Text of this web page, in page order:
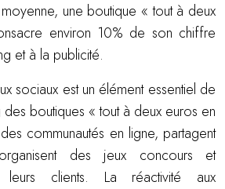
une boutique « tout à deux
environ 10% de son chiffre
et à la publicité.
sociaux est un élément essentiel de
des boutiques « tout à deux euros en
communautés en ligne, partagent
des jeux concours et
leurs clients. La réactivité aux